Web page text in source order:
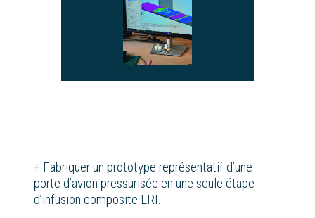
+ Fabriquer un prototype représentatif d’une
porte d’avion pressurisée en une seule étape
d’infusion composite LRI​.